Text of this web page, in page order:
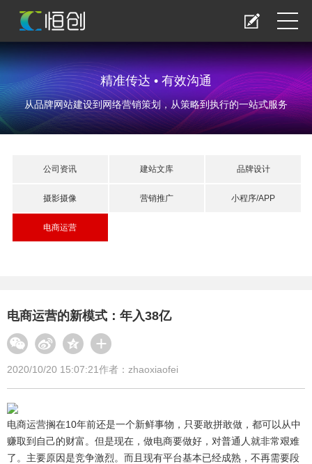
精准传达 • 有效沟通
从品牌网站建设到网络营销策划，从策略到执行的一站式服务
公司资讯 建站文库 品牌设计
摄影摄像 营销推广 小程序/APP
电商运营
电商运营的新模式：年入38亿
作者：zhaoxiaofei
2020/10/20 15:07:21
电商运营搁在10年前还是一个新鲜事物，只要敢拼敢做，都可以从中
赚取到自己的财富。但是现在，做电商要做好，对普通人就非常艰难
了。主要原因是竞争激烈。而且现有平台基本已经成熟，不再需要段